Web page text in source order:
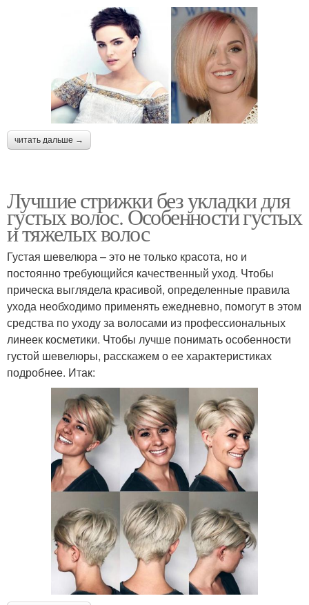
читать дальше →
Лучшие стрижки без укладки для
густых волос. Особенности густых
и тяжелых волос
Густая шевелюра – это не только красота, но и
постоянно требующийся качественный уход. Чтобы
прическа выглядела красивой, определенные правила
ухода необходимо применять ежедневно, помогут в этом
средства по уходу за волосами из профессиональных
линеек косметики. Чтобы лучше понимать особенности
густой шевелюры, расскажем о ее характеристиках
подробнее. Итак: